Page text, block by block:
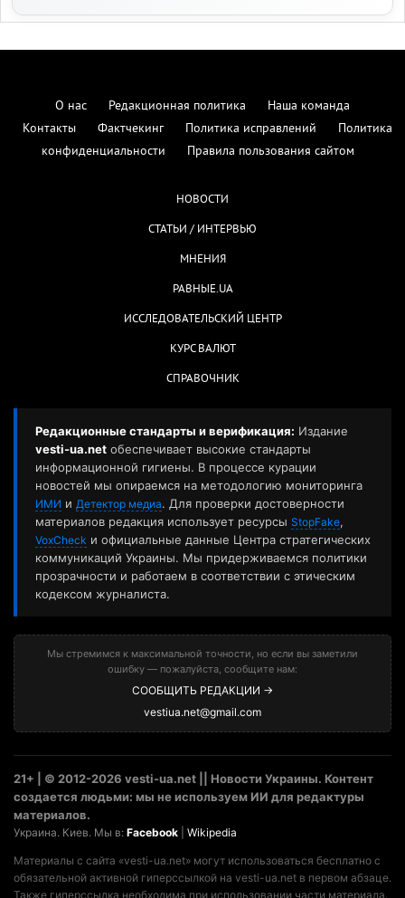
О нас Редакционная политика
Наша команда
Контакты
Фактчекинг Политика исправлений
Политика
конфиденциальности
Правила пользования сайтом
НОВОСТИ
СТАТЬИ / ИНТЕРВЬЮ
МНЕНИЯ
РАВНЫЕ.UA
ИССЛЕДОВАТЕЛЬСКИЙ ЦЕНТР
КУРС ВАЛЮТ
СПРАВОЧНИК
Редакционные стандарты и верификация: Издание
vesti-ua.net обеспечивает высокие стандарты
информационной гигиены. В процессе курации
новостей мы опираемся на методологию мониторинга
ИМИ и Детектор медиа. Для проверки достоверности
материалов редакция использует ресурсы StopFake,
VoxCheck и официальные данные Центра стратегических
коммуникаций Украины. Мы придерживаемся политики
прозрачности и работаем в соответствии с этическим
кодексом журналиста.
Мы стремимся к максимальной точности, но если вы заметили
ошибку — пожалуйста, сообщите нам:
СООБЩИТЬ РЕДАКЦИИ →
vestiua.net@gmail.com
21+ | © 2012-2026 vesti-ua.net || Новости Украины. Контент
создается людьми: мы не используем ИИ для редактуры
материалов.
Украина. Киев. Мы в: Facebook Wikipedia
Материалы с сайта «vesti-ua.net» могут использоваться бесплатно с
обязательной активной гиперссылкой на vesti-ua.net в первом абзаце.
Также гиперссылка необходима при использовании части материала.